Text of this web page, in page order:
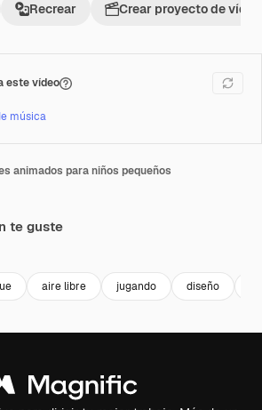
Recrear Crear proyecto de vídeo
este vídeo
música
animados para niños pequeños
te guste
aire libre jugando diseño